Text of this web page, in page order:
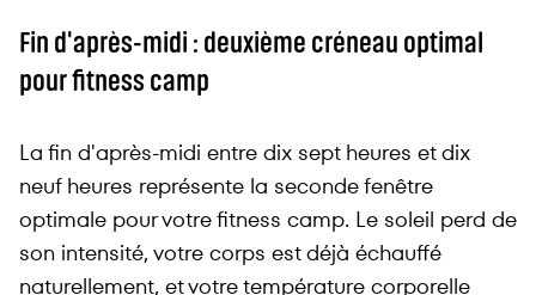
Fin d'après-midi : deuxième créneau optimal
pour fitness camp
La fin d'après-midi entre dix sept heures et dix
neuf heures représente la seconde fenêtre
optimale pour votre fitness camp. Le soleil perd de
son intensité, votre corps est déjà échauffé
naturellement, et votre température corporelle